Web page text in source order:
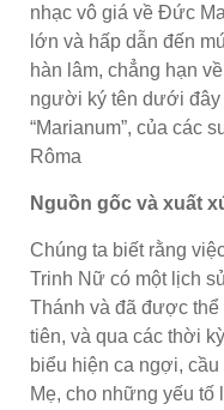
nhạc vô giá về Đức
lớn và hấp dẫn đến
hàn lâm, chẳng hạn
người ký tên dưới đây
“Marianum”, của các
Rôma
Nguồn gốc và xuất
Chúng ta biết rằng
Trinh Nữ có một lịch
Thánh và đã được
tiên, và qua các thời
biểu hiện ca ngợi,
Mẹ, cho những yếu